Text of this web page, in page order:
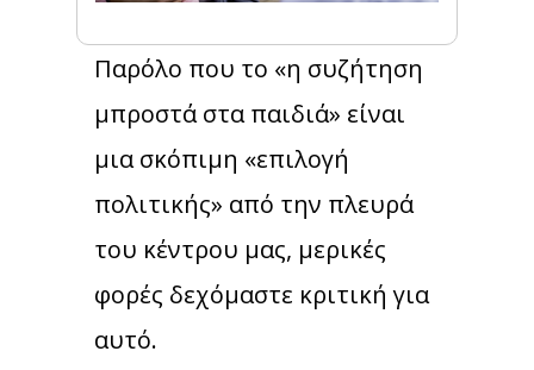
Παρόλο που το «η συζήτηση
μπροστά στα παιδιά» είναι
μια σκόπιμη «επιλογή
πολιτικής» από την πλευρά
του κέντρου μας, μερικές
φορές δεχόμαστε κριτική για
αυτό.